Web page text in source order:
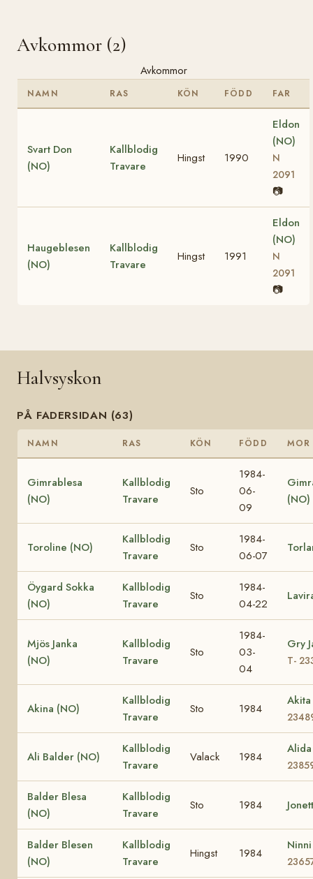
Avkommor (2)
Avkommor
NAMN RAS KÖN FÖDD FAR
Svart Don
(NO)
Kallblodig
Travare
Hingst 1990
Eldon
(NO)
N
2091
📷
Haugeblesen
(NO)
Kallblodig
Travare
Hingst 1991
Eldon
(NO)
N
2091
📷
Halvsyskon
PÅ FADERSIDAN (63)
NAMN RAS KÖN FÖDD MOR
Gimrablesa
(NO)
Kallblodig
Travare
Sto
1984-
06-
09
(NO)
Toroline (NO)
Kallblodig
Travare
Sto
1984-
06-07
Öygard Sokka
(NO)
Kallblodig
Travare
Sto
1984-
04-22
Mjös Janka
(NO)
Kallblodig
Travare
Sto
1984-
03-
04
Gry
T-
Akina (NO)
Kallblodig
Travare
Sto 1984
Ali Balder (NO)
Kallblodig
Travare
Valack 1984
Balder Blesa
(NO)
Kallblodig
Travare
Sto 1984
Balder Blesen
(NO)
Kallblodig
Travare
Hingst 1984